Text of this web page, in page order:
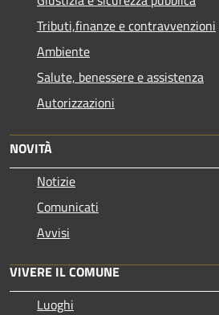
Tributi,finanze e contravvenzioni
Ambiente
Salute, benessere e assistenza
Autorizzazioni
NOVITÀ
Notizie
Comunicati
Avvisi
VIVERE IL COMUNE
Luoghi